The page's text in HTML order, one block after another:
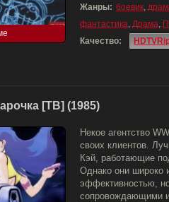
Жанры: боевик,
фантастика, Драма,
Качество:
[ТВ] (1985)
Некое агентство
своих клиентов.
Кэй, работающие
Однако они широко
эффективностью,
сопровождающими